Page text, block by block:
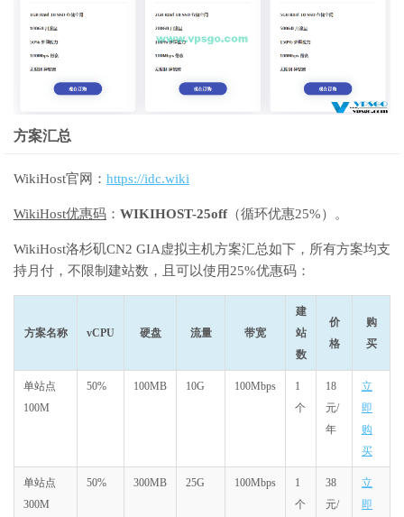
方案汇总
WikiHost官网： https://idc.wiki
WikiHost优惠码 ： WIKIHOST-25off （循环优惠25%）。
WikiHost洛杉矶CN2 GIA虚拟主机方案汇总如下，所有方案均支
持月付，不限制建站数，且可以使用25%优惠码：
方案名称 vCPU 硬盘 流量 带宽
建
站
数
价
格
购
买
单站点
100M
50% 100MB 10G 100Mbps
1
个
18
元/
年
立
即
购
买
单站点
300M
50% 300MB 25G 100Mbps
1
个
38
元/
立
即